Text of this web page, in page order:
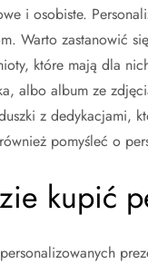
i osobiste.
Warto zastanowić
które mają dla
albo album ze
z dedykacjami,
pomyśleć o
kupić